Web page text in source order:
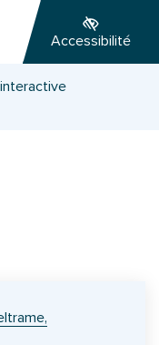
Accessibilité
nouvel onglet)
un nouvel onglet)